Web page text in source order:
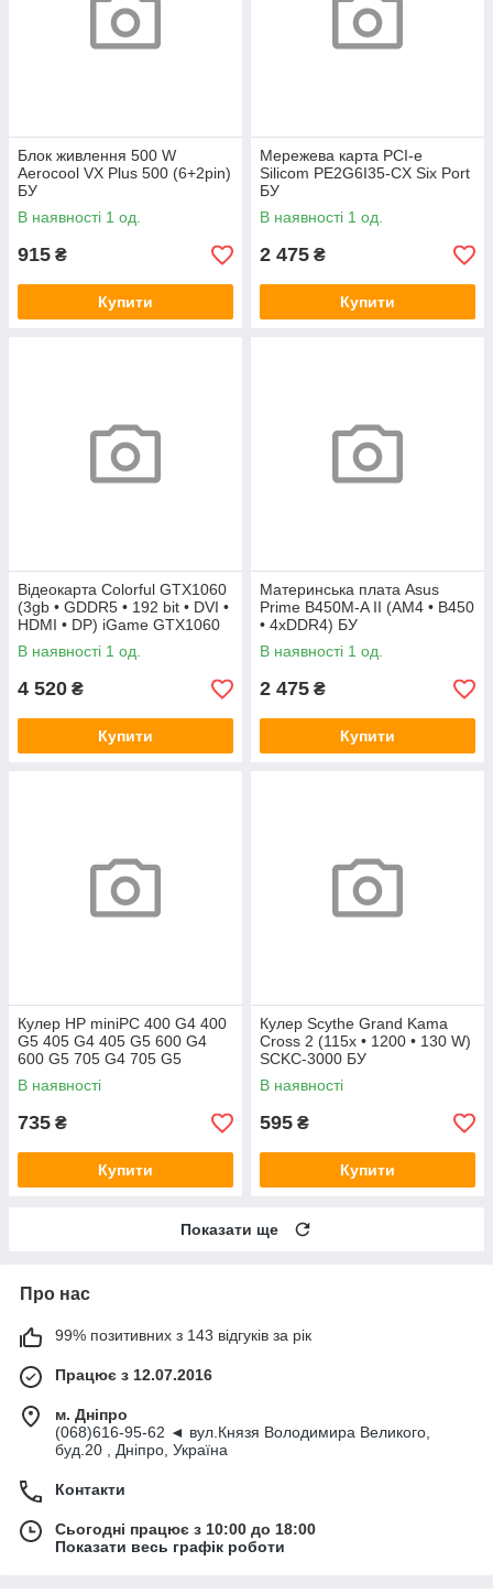
Блок живлення 500 W
Aerocool VX Plus 500 (6+2pin)
БУ
В наявності 1 од.
915 ₴
Купити
Мережева карта PCI-e
Silicom PE2G6I35-CX Six Port
БУ
В наявності 1 од.
2 475 ₴
Купити
Відеокарта Colorful GTX1060
(3gb • GDDR5 • 192 bit • DVI •
HDMI • DP) iGame GTX1060
Vulcan U 3G БУ
В наявності 1 од.
4 520 ₴
Купити
Материнська плата Asus
Prime B450M-A II (AM4 • B450
• 4xDDR4) БУ
В наявності 1 од.
2 475 ₴
Купити
Кулер HP miniPC 400 G4 400
G5 405 G4 405 G5 600 G4
600 G5 705 G4 705 G5
(L19561-001)
В наявності
735 ₴
Купити
Кулер Scythe Grand Kama
Cross 2 (115x • 1200 • 130 W)
SCKC-3000 БУ
В наявності
595 ₴
Купити
Показати ще
Про нас
99% позитивних з 143 відгуків за рік
Працює з 12.07.2016
м. Дніпро
(068)616-95-62 ◄ вул.Князя Володимира Великого,
буд.20 , Дніпро, Україна
Контакти
Сьогодні працює з 10:00 до 18:00
Показати весь графік роботи